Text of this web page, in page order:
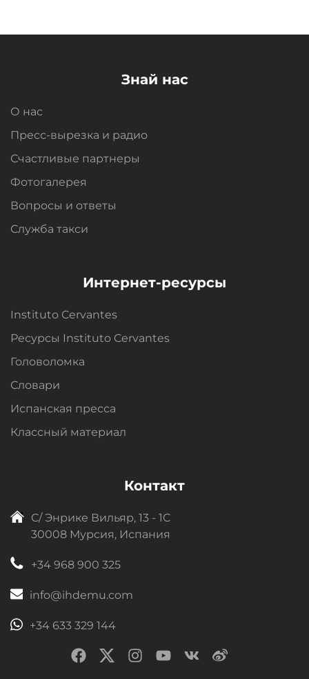
Знай нас
О нас
Пресс-вырезка и радио
Счастливые партнеры
Фотогалерея
Вопросы и oтветы
Служба такси
Интернет-ресурсы
Instituto Cervantes
Ресурсы Instituto Cervantes
Головоломка
Словари
Испанская пресса
Классный материал
Контакт
C/ Энрике Вильяр, 13 - 1C
30008 Мурсия, Испания
+34 968 900 325
info@ihdemu.com
+34 633 329 144